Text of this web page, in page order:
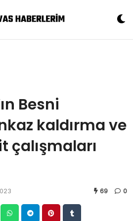
Besni
kaldırma ve
çalışmaları
69 0